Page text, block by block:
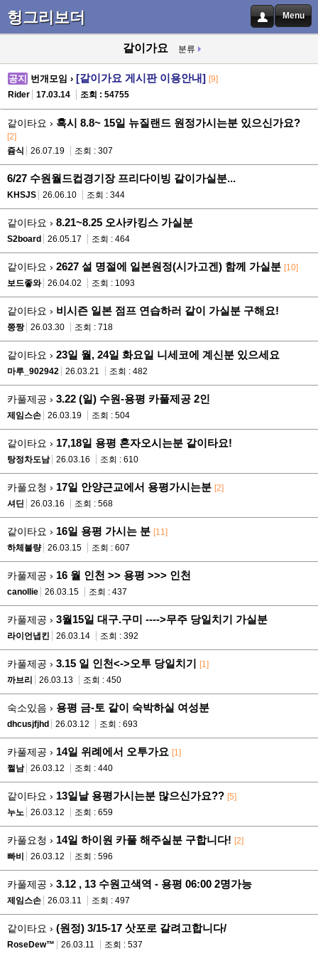
헝그리보더 Menu
같이가요 분류
공지 번개모임 › [같이가요 게시판 이용안내] [9]
Rider
17.03.14 조회 : 54755
같이타요 › 혹시 8.8~ 15일 뉴질랜드 원정가시는분 있으신가요?
[2]
쥼식
26.07.19 조회 : 307
6/27 수원월드컵경기장 프리다이빙 같이가실분...
KHSJS 26.06.10 조회 : 344
같이타요 › 8.21~8.25 오사카킹스 가실분
S2board 26.05.17 조회 : 464
같이타요 › 2627 설 명절에 일본원정(시가고겐) 함께 가실분 [10]
보드좋와
26.04.02 조회 : 1093
같이타요 › 비시즌 일본 점프 연습하러 같이 가실분 구해요!
쯩짱 26.03.30 조회 : 718
같이타요 › 23일 월, 24일 화요일 니세코에 계신분 있으세요
마루_902942 26.03.21 조회 : 482
카풀제공 › 3.22 (일) 수원-용평 카풀제공 2인
제임스손 26.03.19 조회 : 504
같이타요 › 17,18일 용평 혼자오시는분 같이타요!
탕정차도남 26.03.16 조회 : 610
카풀요청 › 17일 안양근교에서 용평가시는분 [2]
셔딘
26.03.16 조회 : 568
같이타요 › 16일 용평 가시는 분 [11]
하체불량
26.03.15 조회 : 607
카풀제공 › 16 월 인천 >> 용평 >>> 인천
canollie 26.03.15 조회 : 437
카풀제공 › 3월15일 대구.구미 ---->무주 당일치기 가실분
라이언냅킨 26.03.14 조회 : 392
카풀제공 › 3.15 일 인천<->오투 당일치기 [1]
까브리
26.03.13 조회 : 450
숙소있음 › 용평 금-토 같이 숙박하실 여성분
dhcusjfjhd 26.03.12 조회 : 693
카풀제공 › 14일 위례에서 오투가요 [1]
쩔남
26.03.12 조회 : 440
같이타요 › 13일날 용평가시는분 많으신가요?? [5]
누노
26.03.12 조회 : 659
카풀요청 › 14일 하이원 카풀 해주실분 구합니다! [2]
빠비
26.03.12 조회 : 596
카풀제공 › 3.12 , 13 수원고색역 - 용평 06:00 2명가능
제임스손 26.03.11 조회 : 497
같이타요 › (원정) 3/15-17 삿포로 갈려고합니다/
RoseDew™ 26.03.11 조회 : 537